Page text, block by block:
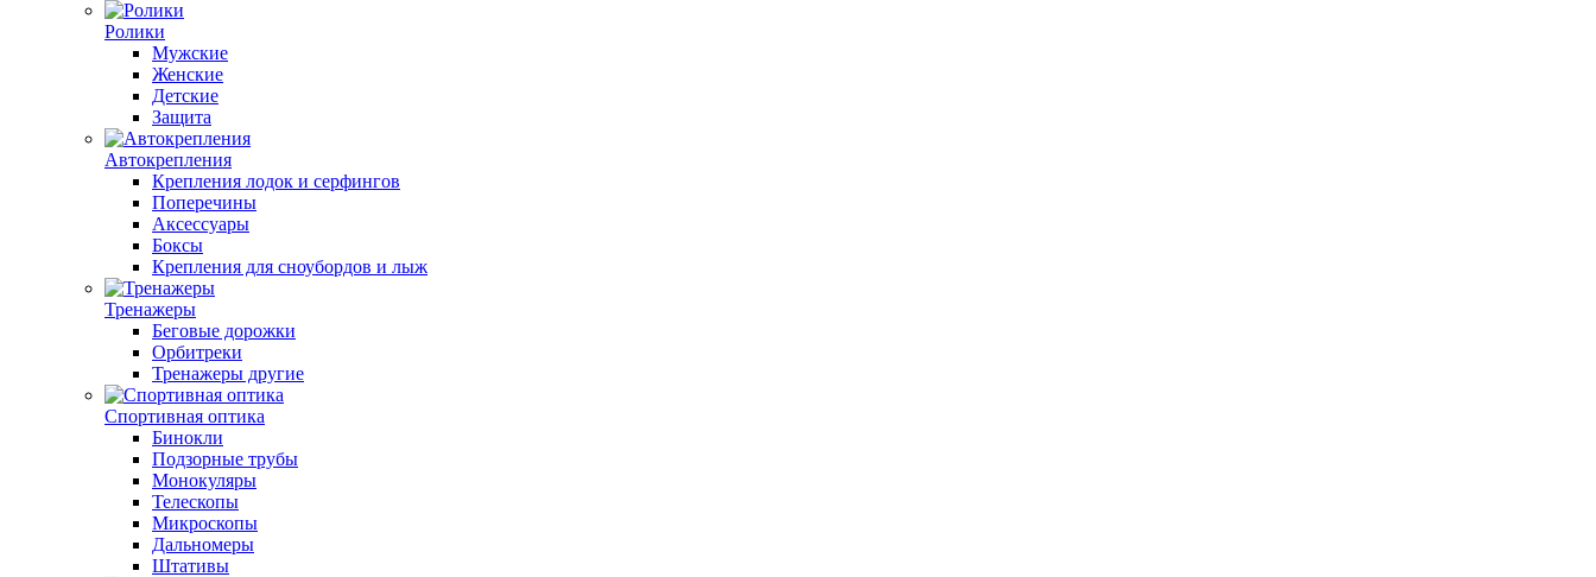
Ролики
Мужские
Женские
Детские
Защита
Автокрепления
Крепления лодок и серфингов
Поперечины
Аксессуары
Боксы
Крепления для сноубордов и лыж
Тренажеры
Беговые дорожки
Орбитреки
Тренажеры другие
Спортивная оптика
Бинокли
Подзорные трубы
Монокуляры
Телескопы
Микроскопы
Дальномеры
Штативы